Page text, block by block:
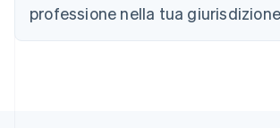
professione nella tua
Canada
Cina continentale